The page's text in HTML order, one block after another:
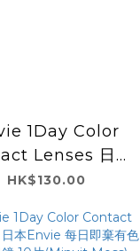
1Day Color
Lenses 日本
每日即棄有色隱
Roze)
HK$130.00